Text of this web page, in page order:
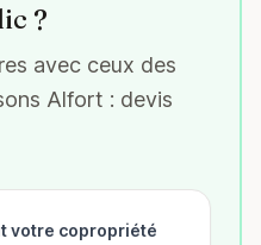
?
avec ceux des
Alfort : devis
votre copropriété